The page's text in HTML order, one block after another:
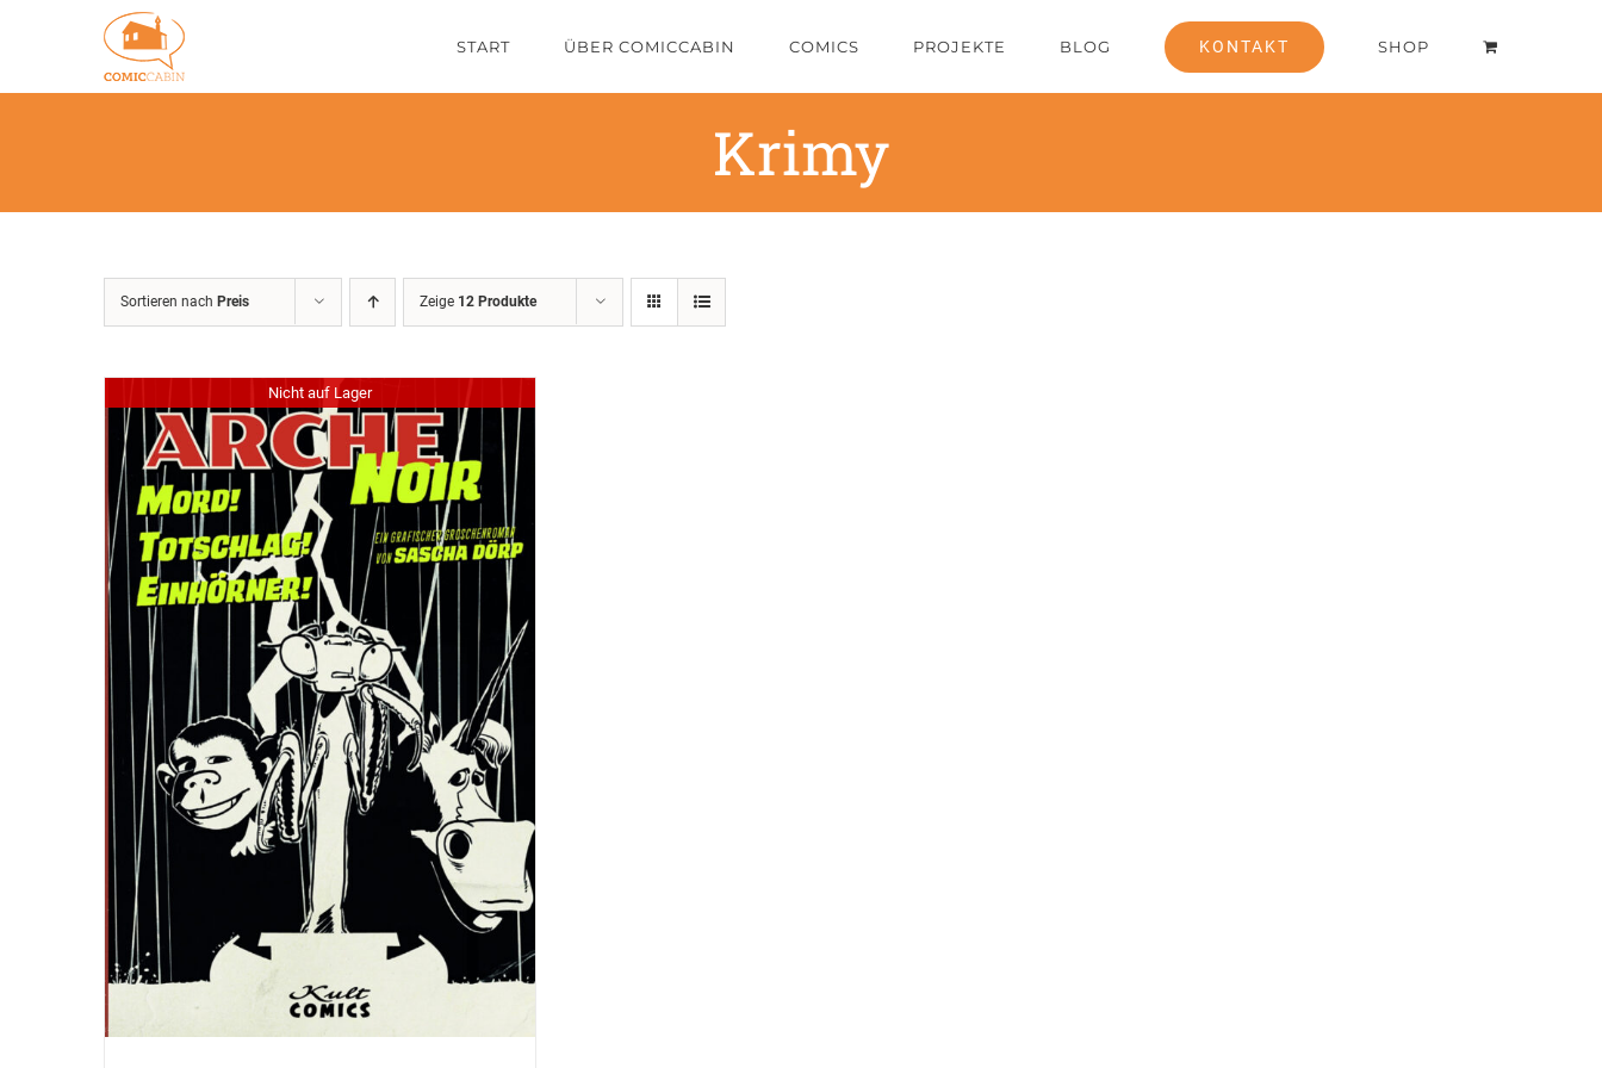
springen
START ÜBER COMICCABIN COMICS PROJEKTE BLOG KONTAKT SHOP
Krimy
Sortieren nach Preis Zeige 12 Produkte
Nicht auf Lager